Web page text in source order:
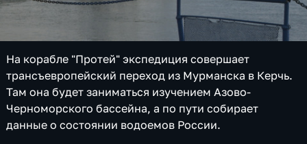
На корабле "Протей" экспедиция совершает
трансъевропейский переход из Мурманска в Керчь.
Там она будет заниматься изучением Азово-
Черноморского бассейна, а по пути собирает
данные о состоянии водоемов России.